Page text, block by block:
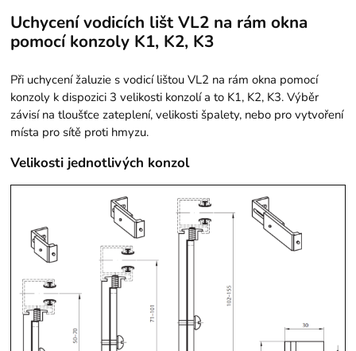
Uchycení vodicích lišt VL2 na rám okna
pomocí konzoly K1, K2, K3
Při uchycení žaluzie s vodicí lištou VL2 na rám okna pomocí
konzoly k dispozici 3 velikosti konzolí a to K1, K2, K3. Výběr
závisí na tloušťce zateplení, velikosti špalety, nebo pro vytvoření
místa pro sítě proti hmyzu.
Velikosti jednotlivých konzol